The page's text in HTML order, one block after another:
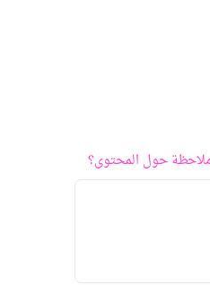
حول المحتوى؟